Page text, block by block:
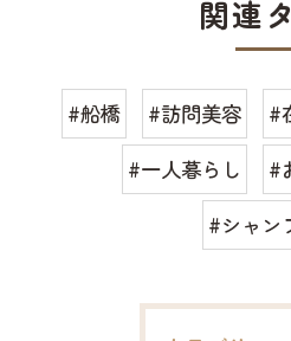
関連
#船橋 #訪問美容 #
#一人暮らし
#
#シャン